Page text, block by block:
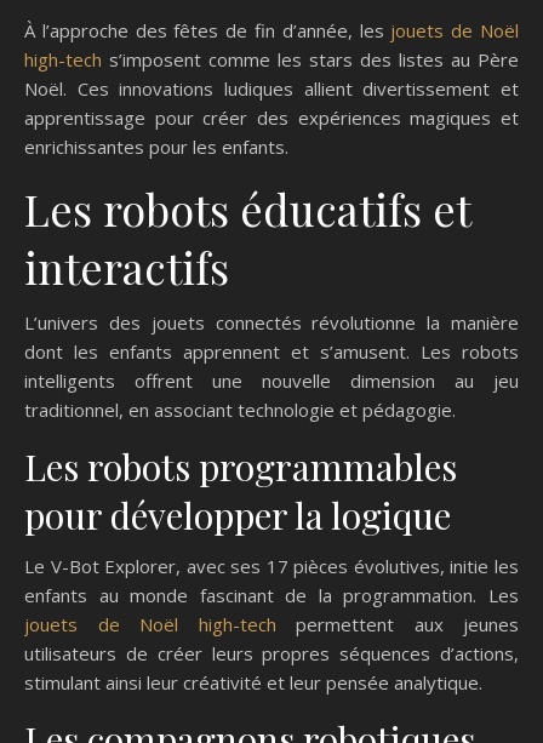
À l’approche des fêtes de fin d’année, les jouets de Noël
high-tech s’imposent comme les stars des listes au Père
Noël. Ces innovations ludiques allient divertissement et
apprentissage pour créer des expériences magiques et
enrichissantes pour les enfants.
Les robots éducatifs et
interactifs
L’univers des jouets connectés révolutionne la manière
dont les enfants apprennent et s’amusent. Les robots
intelligents offrent une nouvelle dimension au jeu
traditionnel, en associant technologie et pédagogie.
Les robots programmables
pour développer la logique
Le V-Bot Explorer, avec ses 17 pièces évolutives, initie les
enfants au monde fascinant de la programmation. Les
jouets de Noël high-tech permettent aux jeunes
utilisateurs de créer leurs propres séquences d’actions,
stimulant ainsi leur créativité et leur pensée analytique.